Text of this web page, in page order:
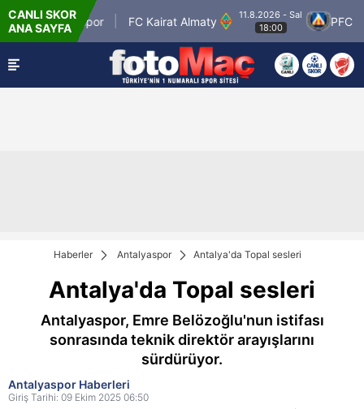
CANLI SKOR
ANA SAYFA
Petrolspor FC Kairat Almaty
11.8.2026 - Sal
18:00
PFC
Haberler Antalyaspor Antalya'da Topal sesleri
Antalya'da Topal sesleri
Antalyaspor, Emre Belözoğlu'nun istifası
sonrasında teknik direktör arayışlarını
sürdürüyor.
Antalyaspor Haberleri
Giriş Tarihi: 09 Ekim 2025 06:50